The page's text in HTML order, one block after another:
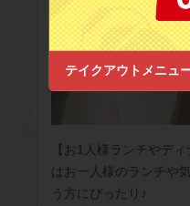
テイクアウトメニュ
【お1人様ランチやデ
はお一人様のランチや
う方にぴったり♪